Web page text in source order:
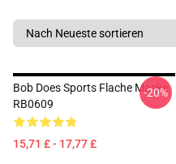
Bob Does Sports Flache Maske
RB0609
15,71 £ - 17,77 £
-20%